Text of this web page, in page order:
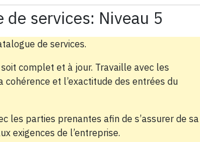
de services: Niveau 5
de services.
complet et à jour. Travaille avec les
et l’exactitude des entrées du
les parties prenantes afin de s’assurer de sa
exigences de l’entreprise.